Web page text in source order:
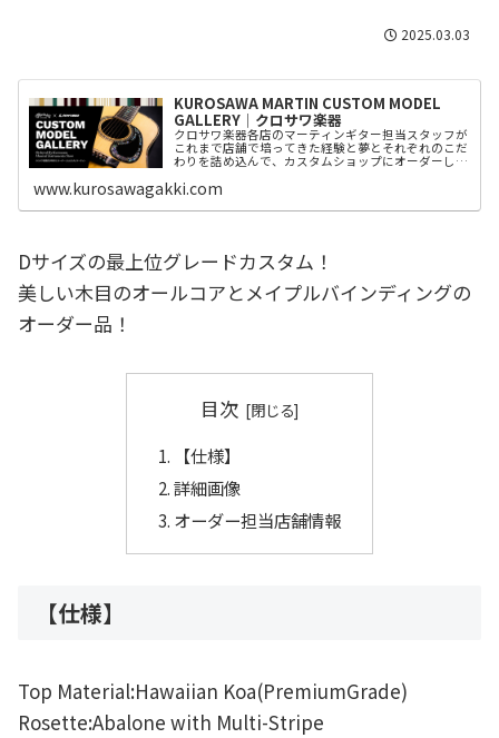
2025.03.03
KUROSAWA MARTIN CUSTOM MODEL
GALLERY│クロサワ楽器
クロサワ楽器各店のマーティンギター担当スタッフが
これまで店舗で培ってきた経験と夢とそれぞれのこだ
わりを詰め込んで、カスタムショップにオーダーした
www.kurosawagakki.com
Dサイズの最上位グレードカスタム！
美しい木目のオールコアとメイプルバインディングの
オーダー品！
目次
【仕様】
詳細画像
オーダー担当店舗情報
【仕様】
Top Material:Hawaiian Koa(PremiumGrade)
Rosette:Abalone with Multi-Stripe